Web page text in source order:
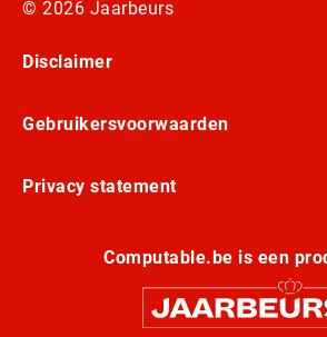
© 2026 Jaarbeurs
Disclaimer
Gebruikersvoorwaarden
Privacy statement
Computable.be is een